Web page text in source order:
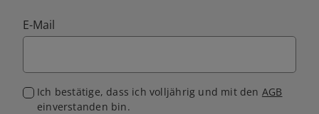
E-Mail
Ich bestätige, dass ich volljährig und mit den AGB
einverstanden bin.